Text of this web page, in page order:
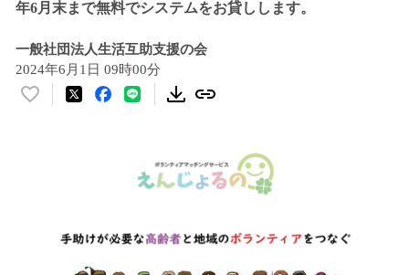
年6月末まで無料でシステムをお貸しします。
一般社団法人生活互助支援の会
2024年6月1日 09時00分
い